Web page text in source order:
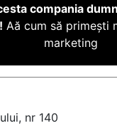
compania
Aă cum să primești
marketing
nr 140